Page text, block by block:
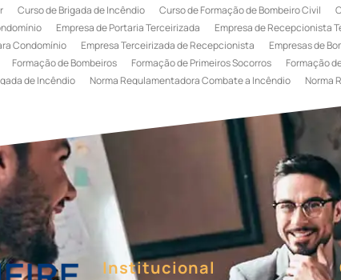
Curso de Brigada de Incêndio Curso de Formação de Bombeiro Civil
Empresa de Portaria Terceirizada Empresa de Recepcionista
Condomínio
Empresa Terceirizada de Recepcionista Empresas de
Formação de Bombeiros Formação de Primeiros Socorros Formação
de Incêndio
Norma Regulamentadora Combate a Incêndio Norma
Serviço Especializado em Terceirização de Bombeiro Civil
Terceirização de Recepcionista Terceirização de Serviços de
Treinamento de Brigada de Incêndio Treinamento de Brigada
NR 23
Treinamento de Incêndio Treinamento de Prevenção e
para CIPA
Treinamento de Primeiros Socorros para Empresas
Institucional